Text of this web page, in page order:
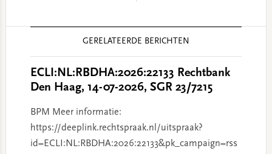
GERELATEERDE BERICHTEN
ECLI:NL:RBDHA:2026:22133 Rechtbank
Den Haag, 14-07-2026, SGR 23/7215
BPM Meer informatie:
https://deeplink.rechtspraak.nl/uitspraak?
id=ECLI:NL:RBDHA:2026:22133&pk_campaign=rss